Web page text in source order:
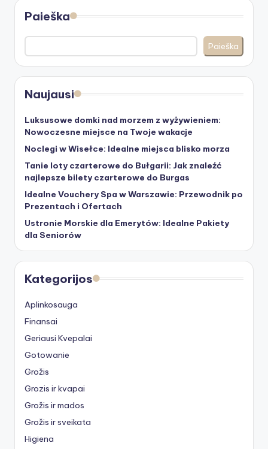
Paieška
Paieška
Naujausi
Luksusowe domki nad morzem z wyżywieniem:
Nowoczesne miejsce na Twoje wakacje
Noclegi w Wisełce: Idealne miejsca blisko morza
Tanie loty czarterowe do Bułgarii: Jak znaleźć
najlepsze bilety czarterowe do Burgas
Idealne Vouchery Spa w Warszawie: Przewodnik po
Prezentach i Ofertach
Ustronie Morskie dla Emerytów: Idealne Pakiety
dla Seniorów
Kategorijos
Aplinkosauga
Finansai
Geriausi Kvepalai
Gotowanie
Grožis
Grozis ir kvapai
Grožis ir mados
Grožis ir sveikata
Higiena